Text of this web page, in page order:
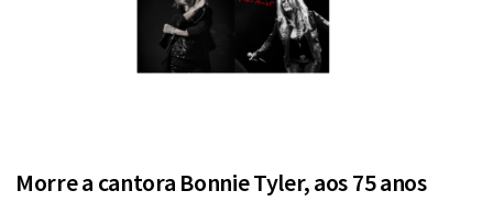
Morre a cantora Bonnie Tyler, aos 75 anos